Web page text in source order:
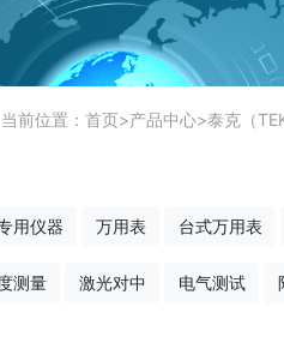
当前位置： 首页>产品中心>泰克（
用仪器 万用表 台式万用表
测量 激光对中 电气测试